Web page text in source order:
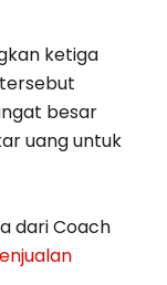
ketiga
besar
uang untuk
dari Coach